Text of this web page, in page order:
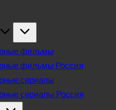
фильмы
фильмы Россия
сериалы
сериалы Россия